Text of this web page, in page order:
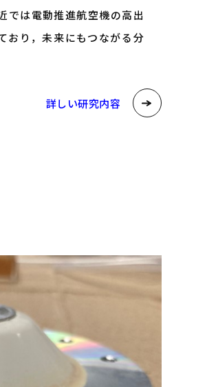
では電動推進航空機の高出
おり，未来にもつながる分
詳しい研究内容